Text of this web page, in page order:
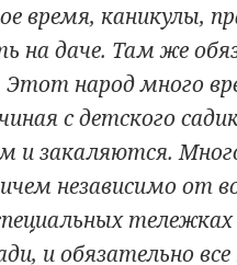
время, каникулы,
на даче. Там же
народ много
с детского
и закаляются.
независимо от
тележках
и обязательно все